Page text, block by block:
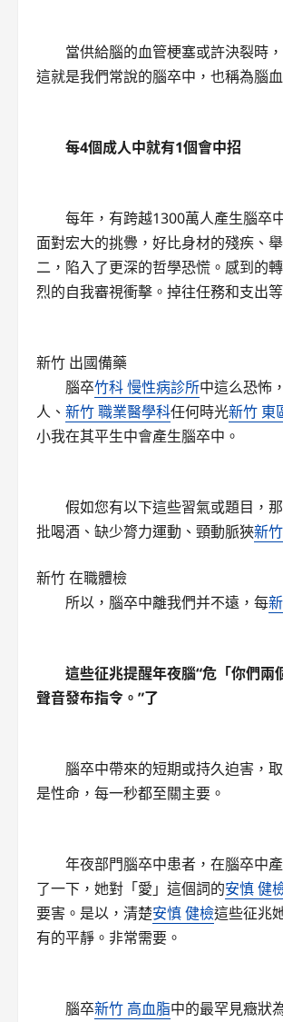
當供給腦的血管梗塞或許決裂時，
這就是我們常說的腦卒中，也稱為腦
每4個成人中就有1個會中招
每年，有跨越1300萬人產生腦卒中
面對宏大的挑釁，好比身材的殘疾、
二，陷入了更深的哲學恐慌。感到的
烈的自我審視衝擊。掉往任務和支出
新竹 出國備藥
腦卒竹科 慢性病診所中這么恐怖
人、 新竹 職業醫學科任何時光新竹 東
小我在其平生中會產生腦卒中。
假如您有以下這些習氣或題目，那
批喝酒、缺少膂力運動、頸動脈狹新
新竹 在職體檢
所以，腦卒中離我們并不遠，每
這些征兆提醒年夜腦“危「你們兩
聲音發布指令。”了
腦卒中帶來的短期或持久迫害，取
是性命，每一秒都至關主要。
年夜部門腦卒中患者，在腦卒中產
了一下，她對「愛」這個詞的安慎 健
要害。是以，清楚安慎 健檢這些征兆
有的平靜。非常需要。
腦卒新竹 高血脂中的最罕見癥狀